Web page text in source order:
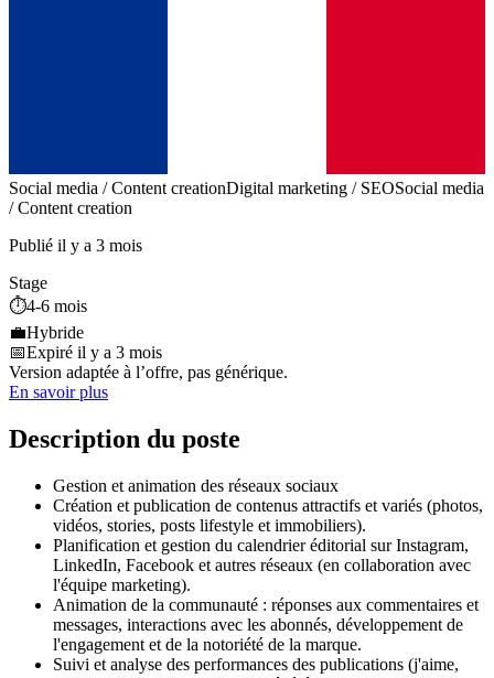
Social media / Content creationDigital marketing / SEOSocial media
/ Content creation
Publié il y a 3 mois
Stage
⏱️4-6 mois
💼Hybride
📅Expiré il y a 3 mois
Version adaptée à l’offre, pas générique.
En savoir plus
Description du poste
Gestion et animation des réseaux sociaux
Création et publication de contenus attractifs et variés (photos,
vidéos, stories, posts lifestyle et immobiliers).
Planification et gestion du calendrier éditorial sur Instagram,
LinkedIn, Facebook et autres réseaux (en collaboration avec
l'équipe marketing).
Animation de la communauté : réponses aux commentaires et
messages, interactions avec les abonnés, développement de
l'engagement et de la notoriété de la marque.
Suivi et analyse des performances des publications (j'aime,